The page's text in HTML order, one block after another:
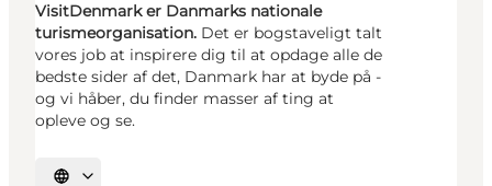
VisitDenmark er Danmarks nationale
turismeorganisation. Det er bogstaveligt talt
vores job at inspirere dig til at opdage alle de
bedste sider af det, Danmark har at byde på -
og vi håber, du finder masser af ting at
opleve og se.